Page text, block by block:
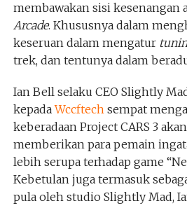
membawakan sisi kesenangan
Arcade. Khususnya dalam
keseruan dalam mengatur
trek, dan tentunya dalam
Ian Bell selaku CEO Slightly
kepadaWccftechsempat
keberadaan Project CARS 3
memberikan para pemain
lebih serupa terhadap game
Kebetulan juga termasuk
pula oleh studio Slightly Mad,